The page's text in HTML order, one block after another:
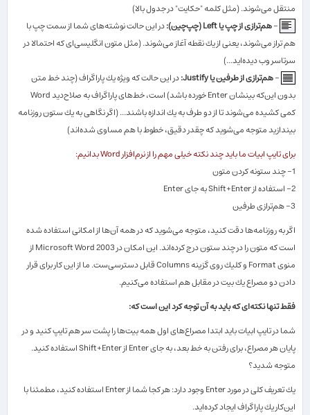
منتقل می‌شوند. (مثل كلمه "حكایت" در جدول بالا)
-هم‌ترازی از چپ یا Left (چپ‌چین):
در این حالت نوشته‌های شما از سمت چپ با
هم تراز می‌شوند، یعنی از یك نقطه آغاز می‌شوند. (مثل متون انگلیسی‌ای كه احتمالا در
سرتاسر وب دیده‌اید...)
-هم‌ترازی از طرفین یا Justify:
در این حالت كه ویژه یك پاراگراف (چند خط متن
بدون این‌كه بینشانEnterخورده باشد) است، خط‌های پاراگراف به صلاح‌دیدWord
كمی كشیده می‌شوند تا از دو طرف به یك اندازه باشند... (اگر نگاهی به یك ستون روزنامه
بیندازید متوجه می‌شوید كه چقدر دقیق، خطوط با هم مساوی شده‌اند)
برای تایپ ابیات ما باید چند نكته خیلی مهم را از نرم‌افزارWordبدانیم:
1- چند ستونه كردن متون
2- استفاده از
Shift+Enterبه جایEnter
3- هم‌ترازی طرفین
اگر به روزنامه‌ها دقت كنید، متوجه می‌شوید كه در همه آن‌ها از امكانی استفاده شده
است كه متون را در چند ستون درج كرده‌اند. این امكان درMicrosoft Word 2003از
منویFormatو كلیك روی گزینهColumnsقابل دسترسی‌ست. ما از این كار برای قرار
دادن دو مصراع یك بیت در مقابل هم استفاده می‌كنیم.
فقط تنها نكته‌ای كه باید به آن توجه كرد این است كه:
شما در تایپ ابیات باید ابتدا مصراع‌های اول همه بیت‌ها را پشت سر هم تایپ كنید و در
پایان هر مصراع، برای رفتن به خط بعد، به جایEnterازShift+Enterاستفاده كنید.
متوجه شدید؟
یك تعریف كلی در موردEnterوجود دارد: هر كجا شما ازEnterاستفاده كنید، مطمئنا با
این‌كار یك پاراگراف ایجاد كرده‌اید.